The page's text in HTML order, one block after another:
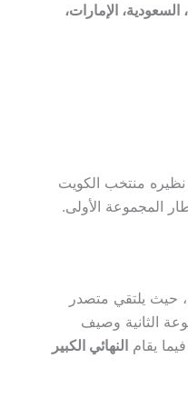
الإمارات،
نظيره منتخب الكويت
المجموعة الأولى.
حيث يلتقي متصدر
الثانية وصيف
يقام النهائي الكبير